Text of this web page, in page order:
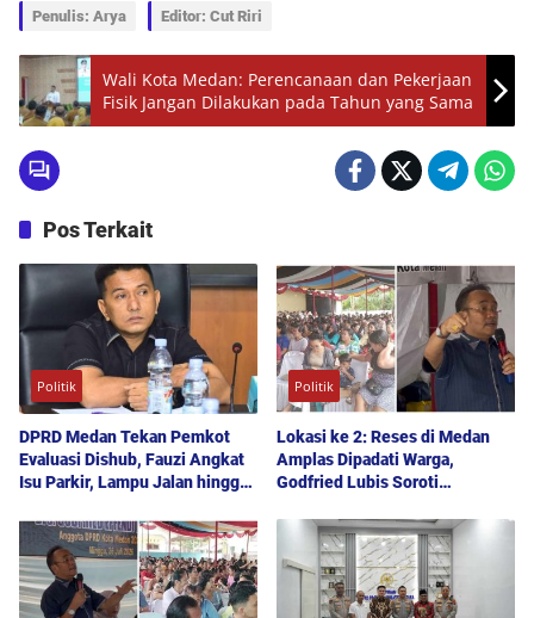
Penulis: Arya Editor: Cut Riri
Wali Kota Medan: Perencanaan dan Pekerjaan
Fisik Jangan Dilakukan pada Tahun yang Sama
Pos Terkait
Politik
DPRD Medan Tekan Pemkot
Evaluasi Dishub, Fauzi Angkat
Isu Parkir, Lampu Jalan hingga
Politik
Lokasi ke 2: Reses di Medan
Amplas Dipadati Warga,
Godfried Lubis Soroti
hingga Penyerapan Aspirasi
Publik